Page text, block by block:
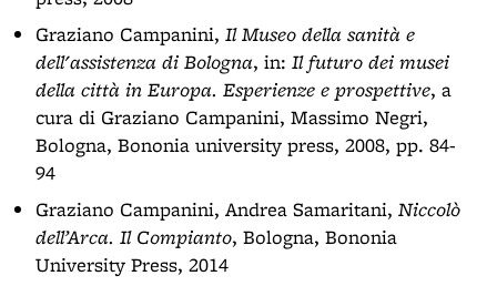
Graziano Campanini, Il Museo della sanità e
dell'assistenza di Bologna, in: Il futuro dei musei
della città in Europa. Esperienze e prospettive, a
cura di Graziano Campanini, Massimo Negri,
Bologna, Bononia university press, 2008, pp. 84-
94
Graziano Campanini, Andrea Samaritani, Niccolò
dell’Arca. Il Compianto, Bologna, Bononia
University Press, 2014